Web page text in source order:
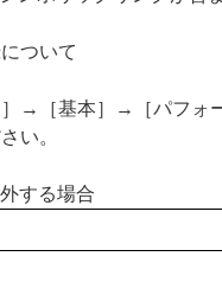
ついて
→［基本］→［パフォ
い。
する場合